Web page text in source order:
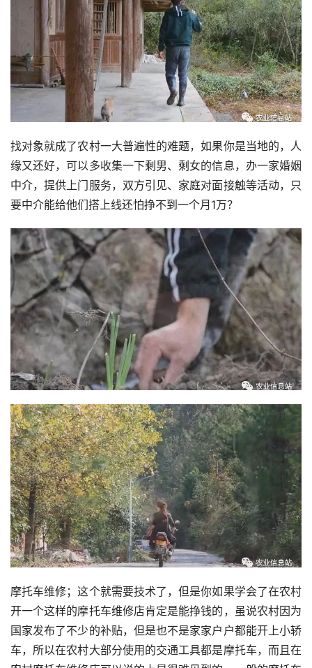
找对象就成了农村一大普遍性的难题，如果你是当地的，人
缘又还好，可以多收集一下剩男、剩女的信息，办一家婚姻
中介，提供上门服务，双方引见、家庭对面接触等活动，只
要中介能给他们搭上线还怕挣不到一个月1万？
摩托车维修；这个就需要技术了，但是你如果学会了在农村
开一个这样的摩托车维修店肯定是能挣钱的，虽说农村因为
国家发布了不少的补贴，但是也不是家家户户都能开上小轿
车，所以在农村大部分使用的交通工具都是摩托车，而且在